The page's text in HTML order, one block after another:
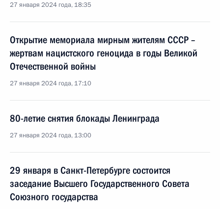
27 января 2024 года, 18:35
Открытие мемориала мирным жителям СССР –
жертвам нацистского геноцида в годы Великой
Отечественной войны
27 января 2024 года, 17:10
80-летие снятия блокады Ленинграда
27 января 2024 года, 13:00
29 января в Санкт-Петербурге состоится
заседание Высшего Государственного Совета
Союзного государства